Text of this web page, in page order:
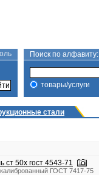
Поиск по алфавиту:
товары/услуги
стали
ст 50х гост 4543-71
ГОСТ 7417-75